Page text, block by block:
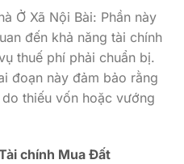
Ở Xã Nội Bài: Phần này
đến khả năng tài chính
thuế phí phải chuẩn bị.
đoạn này đảm bảo rằng
thiếu vốn hoặc vướng
chính Mua Đất